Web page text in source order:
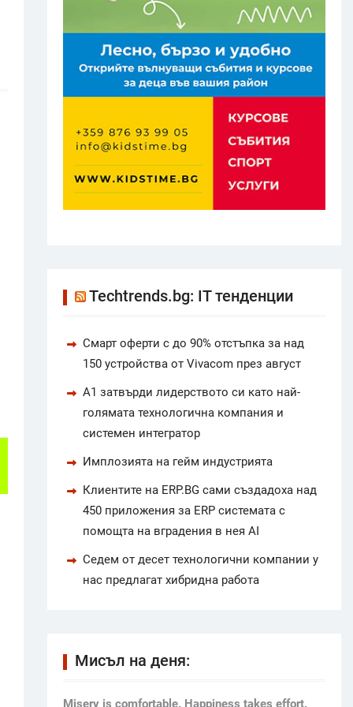
Techtrends.bg: IT тенденции
Смарт оферти с до 90% отстъпка за над
150 устройства от Vivacom през август
А1 затвърди лидерството си като най-
голямата технологична компания и
системен интегратор
Имплозията на гейм индустрията
Клиентите на ERP.BG сами създадоха над
450 приложения за ERP системата с
помощта на вградения в нея AI
Седем от десет технологични компании у
нас предлагат хибридна работа
Мисъл на деня:
Мisery is comfortable. Happiness takes effort.